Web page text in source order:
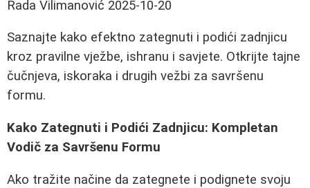
Rada Vilimanović 2025-10-20
Saznajte kako efektno zategnuti i podići zadnjicu
kroz pravilne vježbe, ishranu i savjete. Otkrijte tajne
čučnjeva, iskoraka i drugih vežbi za savršenu
formu.
Kako Zategnuti i Podići Zadnjicu: Kompletan
Vodič za Savršenu Formu
Ako tražite načine da zategnete i podignete svoju